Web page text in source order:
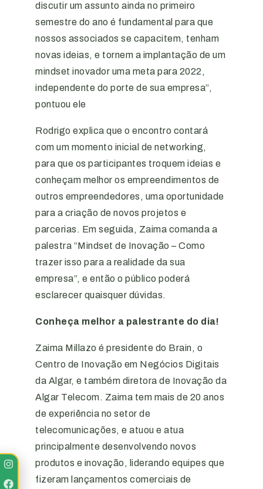
discutir um assunto ainda no primeiro
semestre do ano é fundamental para que
nossos associados se capacitem, tenham
novas ideias, e tornem a implantação de um
mindset inovador uma meta para 2022,
independente do porte de sua empresa”,
pontuou ele
Rodrigo explica que o encontro contará
com um momento inicial de networking,
para que os participantes troquem ideias e
conheçam melhor os empreendimentos de
outros empreendedores, uma oportunidade
para a criação de novos projetos e
parcerias. Em seguida, Zaima comanda a
palestra “Mindset de Inovação – Como
trazer isso para a realidade da sua
empresa”, e então o público poderá
esclarecer quaisquer dúvidas.
Conheça melhor a palestrante do dia!
Zaima Millazo é presidente do Brain, o
Centro de Inovação em Negócios Digitais
da Algar, e também diretora de Inovação da
Algar Telecom. Zaima tem mais de 20 anos
de experiência no setor de
telecomunicações, e atuou e atua
principalmente desenvolvendo novos
produtos e inovação, liderando equipes que
fizeram lançamentos comerciais de